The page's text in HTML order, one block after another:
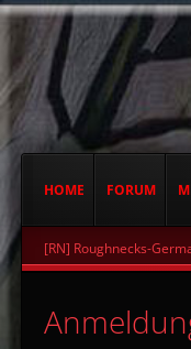
HOME FORUM
[RN] Roughnecks-